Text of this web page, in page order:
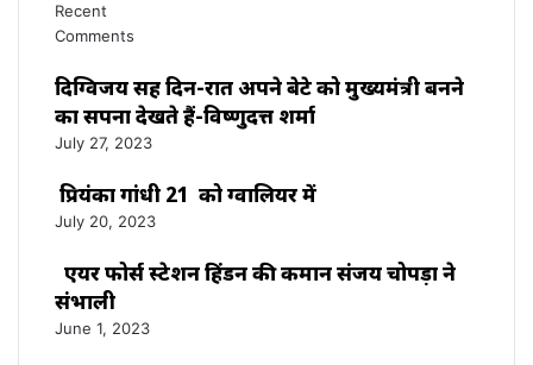
Recent
Comments
दिग्विजय सिंह दिन-रात अपने बेटे को मुख्यमंत्री बनने
का सपना देखते हैं-विष्णुदत्त शर्मा
July 27, 2023
प्रियंका गांधी 21 को ग्वालियर में
July 20, 2023
एयर फोर्स स्टेशन हिंडन की कमान संजय चोपड़ा ने
संभाली
June 1, 2023